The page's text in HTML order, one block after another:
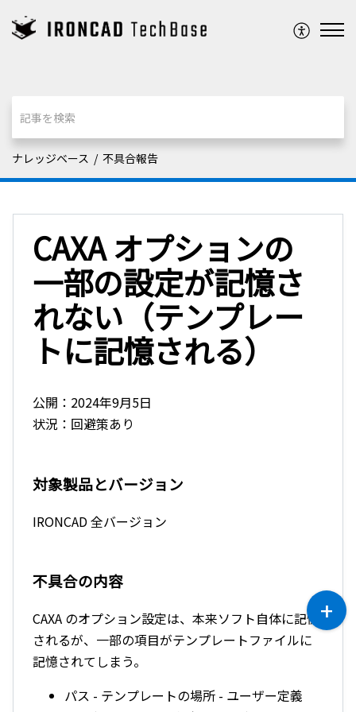
ナレッジベース 不具合報告
CAXA オプションの
一部の設定が記憶さ
れない（テンプレー
トに記憶される）
公開：2024年9月5日
状況：回避策あり
対象製品とバージョン
IRONCAD 全バージョン
不具合の内容
CAXA のオプション設定は、本来ソフト自体に記憶
されるが、一部の項目がテンプレートファイルに
記憶されてしまう。
パス - テンプレートの場所 - ユーザー定義